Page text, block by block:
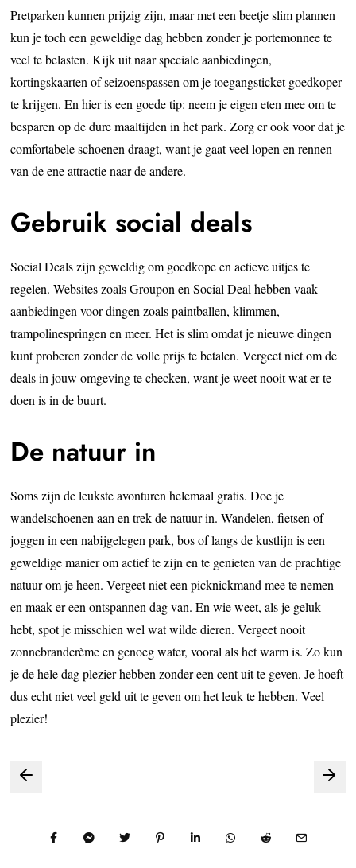
Pretparken kunnen prijzig zijn, maar met een beetje slim plannen
kun je toch een geweldige dag hebben zonder je portemonnee te
veel te belasten. Kijk uit naar speciale aanbiedingen,
kortingskaarten of seizoenspassen om je toegangsticket goedkoper
te krijgen. En hier is een goede tip: neem je eigen eten mee om te
besparen op de dure maaltijden in het park. Zorg er ook voor dat je
comfortabele schoenen draagt, want je gaat veel lopen en rennen
van de ene attractie naar de andere.
Gebruik social deals
Social Deals zijn geweldig om goedkope en actieve uitjes te
regelen. Websites zoals Groupon en Social Deal hebben vaak
aanbiedingen voor dingen zoals paintballen, klimmen,
trampolinespringen en meer. Het is slim omdat je nieuwe dingen
kunt proberen zonder de volle prijs te betalen. Vergeet niet om de
deals in jouw omgeving te checken, want je weet nooit wat er te
doen is in de buurt.
De natuur in
Soms zijn de leukste avonturen helemaal gratis. Doe je
wandelschoenen aan en trek de natuur in. Wandelen, fietsen of
joggen in een nabijgelegen park, bos of langs de kustlijn is een
geweldige manier om actief te zijn en te genieten van de prachtige
natuur om je heen. Vergeet niet een picknickmand mee te nemen
en maak er een ontspannen dag van. En wie weet, als je geluk
hebt, spot je misschien wel wat wilde dieren. Vergeet nooit
zonnebrandcrème en genoeg water, vooral als het warm is. Zo kun
je de hele dag plezier hebben zonder een cent uit te geven. Je hoeft
dus echt niet veel geld uit te geven om het leuk te hebben. Veel
plezier!
Bericht